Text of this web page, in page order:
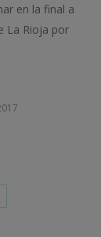
en la final a
La Rioja por